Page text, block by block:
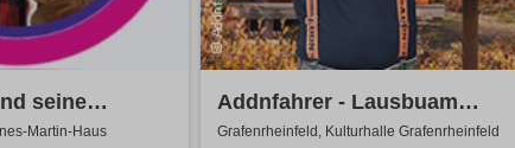
seine
zu euch!
Martin-Haus
Addnfahrer - Lausbuam
Gschicht'n
Grafenrheinfeld, Kulturhalle Grafenrheinfeld